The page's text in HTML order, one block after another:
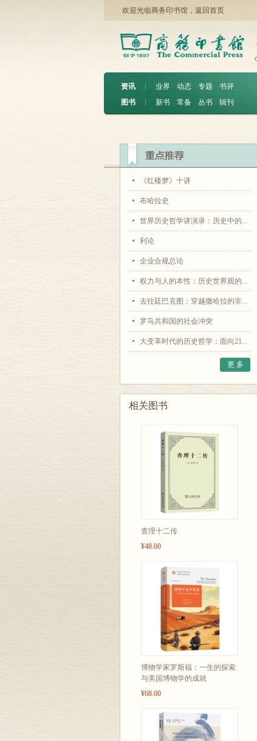
欢迎光临商务印书馆， 返回首页
资讯 ︱ 业界 动态 专题
书评
图书
︱ 新书 常备 丛书 辑刊
《红楼梦》十讲
布哈拉史
世界历史哲学讲演录：历史中的...
利论
企业合规总论
权力与人的本性：历史世界观的...
去往廷巴克图：穿越撒哈拉的非...
罗马共和国的社会冲突
大变革时代的历史哲学：面向21...
更 多
相关图书
查理十二传
¥48.00
博物学家罗斯福：一生的探索
与美国博物学的成就
¥68.00